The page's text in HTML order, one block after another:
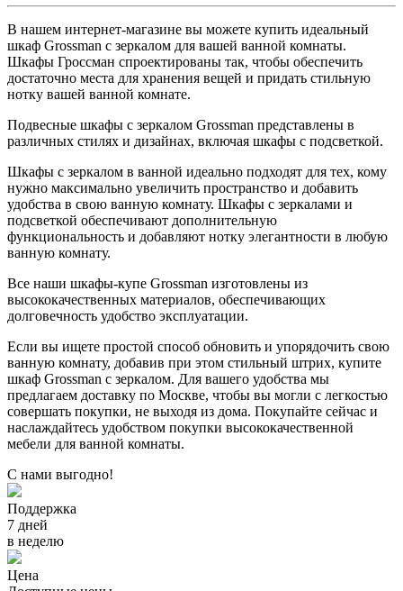
В нашем интернет-магазине вы можете купить идеальный
шкаф Grossman с зеркалом для вашей ванной комнаты.
Шкафы Гроссман спроектированы так, чтобы обеспечить
достаточно места для хранения вещей и придать стильную
нотку вашей ванной комнате.
Подвесные шкафы с зеркалом Grossman представлены в
различных стилях и дизайнах, включая шкафы с подсветкой.
Шкафы с зеркалом в ванной идеально подходят для тех, кому
нужно максимально увеличить пространство и добавить
удобства в свою ванную комнату. Шкафы с зеркалами и
подсветкой обеспечивают дополнительную
функциональность и добавляют нотку элегантности в любую
ванную комнату.
Все наши шкафы-купе Grossman изготовлены из
высококачественных материалов, обеспечивающих
долговечность удобство эксплуатации.
Если вы ищете простой способ обновить и упорядочить свою
ванную комнату, добавив при этом стильный штрих, купите
шкаф Grossman с зеркалом. Для вашего удобства мы
предлагаем доставку по Москве, чтобы вы могли с легкостью
совершать покупки, не выходя из дома. Покупайте сейчас и
наслаждайтесь удобством покупки высококачественной
мебели для ванной комнаты.
С нами выгодно!
Поддержка
7 дней
в неделю
Цена